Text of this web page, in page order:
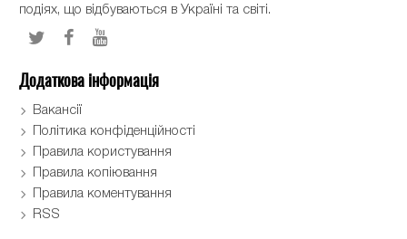
подіях, що відбуваються в Україні та світі.
Додаткова інформація
Вакансії
Політика конфіденційності
Правила користування
Правила копіювання
Правила коментування
RSS